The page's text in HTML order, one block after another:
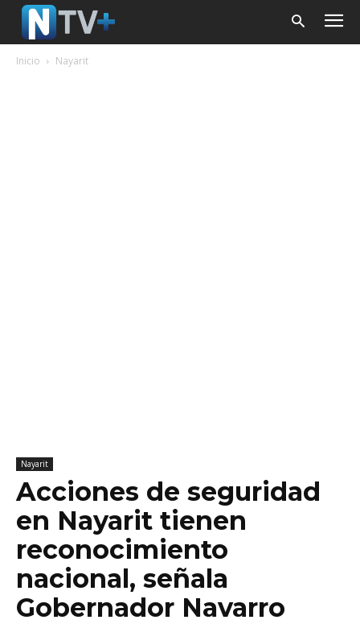
Inicio Nayarit
Nayarit
Acciones de seguridad
en Nayarit tienen
reconocimiento
nacional, señala
Gobernador Navarro